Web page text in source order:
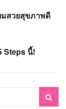
มสวยสุขภาพดี
Steps นี้!